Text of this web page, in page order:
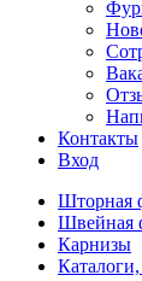
Контакты
Вход
Шторная
Швейная
Карнизы